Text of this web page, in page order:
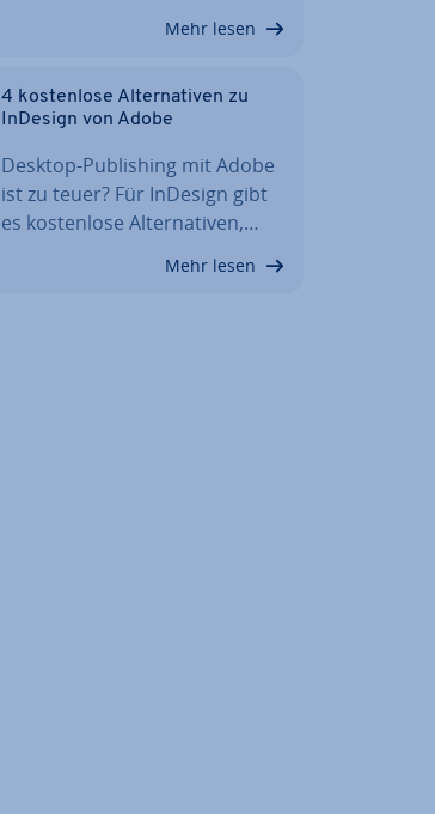
Mehr lesen
4 kos­ten­lo­se Al­ter­na­ti­ven zu
InDesign von Adobe
Desktop-Pu­bli­shing mit Adobe
ist zu teuer? Für InDesign gibt
es kos­ten­lo­se Al­ter­na­ti­ven,…
Mehr lesen